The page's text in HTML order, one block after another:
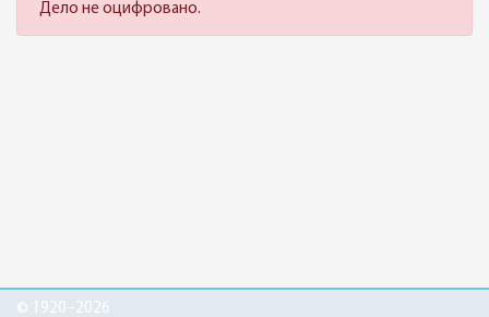
Дело не оцифровано.
© 1920–2026